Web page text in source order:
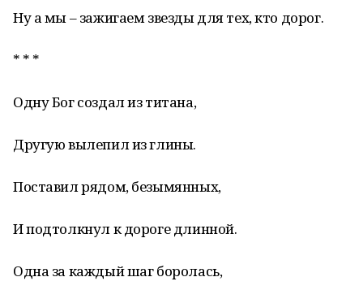
Ну а мы – зажигаем звезды для тех, кто дорог.
* * *
Одну Бог создал из титана,
Другую вылепил из глины.
Поставил рядом, безымянных,
И подтолкнул к дороге длинной.
Одна за каждый шаг боролась,